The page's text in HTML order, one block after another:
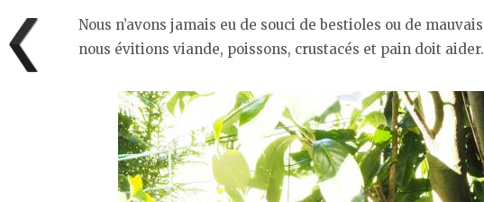
Nous n’avons jamais eu de souci de bestioles ou de
nous évitions viande, poissons, crustacés et pain doit aider.